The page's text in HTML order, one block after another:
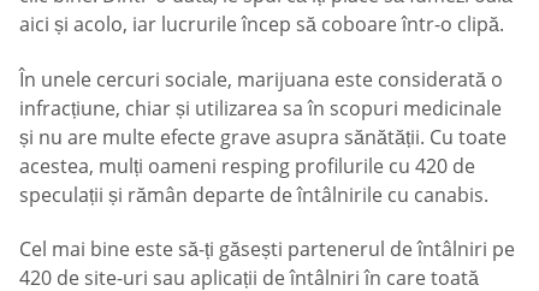
aici și acolo, iar lucrurile încep să coboare într-o clipă.
În unele cercuri sociale, marijuana este considerată o
infracțiune, chiar și utilizarea sa în scopuri medicinale
și nu are multe efecte grave asupra sănătății. Cu toate
acestea, mulți oameni resping profilurile cu 420 de
speculații și rămân departe de întâlnirile cu canabis.
Cel mai bine este să-ți găsești partenerul de întâlniri pe
420 de site-uri sau aplicații de întâlniri în care toată